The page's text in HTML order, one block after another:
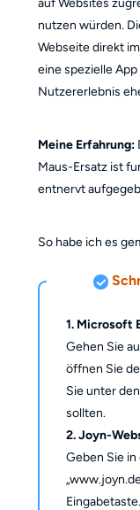
nutzen würden.
Webseite direkt
eine spezielle
Nutzererlebnis
Meine Erfahrung:
Maus-Ersatz ist
entnervt
So habe ich es
1. Microsoft
Gehen Sie
öffnen Sie
Sie unter
sollten.
2. Joyn-
Geben Sie